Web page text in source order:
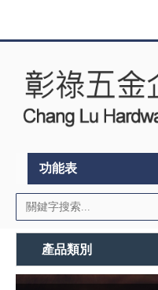
功能表
產品類別